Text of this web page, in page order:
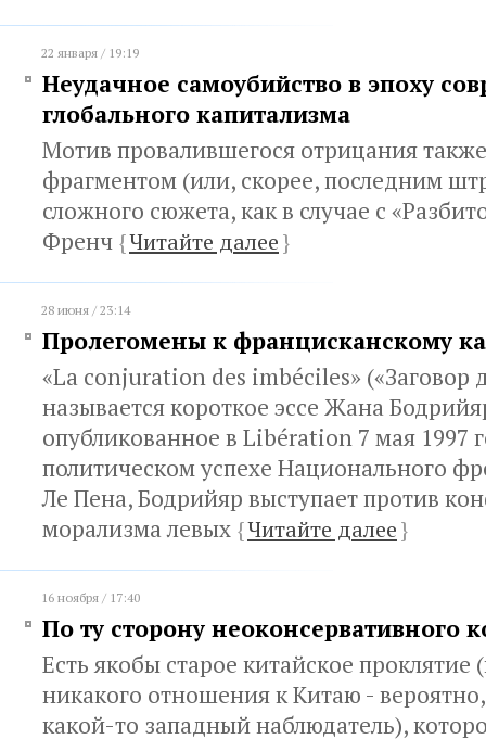
22 января / 19:19
Неудачное самоубийство в эпоху
глобального капитализма
Мотив провалившегося отрицания
фрагментом (или, скорее, последним
сложного сюжета, как в случае с
Френч {Читайте далее}
28 июня / 23:14
Пролегомены к францисканскому
«La conjuration des imbéciles» («Заговор
называется короткое эссе Жана
опубликованное в Libération 7 мая 1997
политическом успехе Национального
Ле Пена, Бодрийяр выступает против
морализма левых {Читайте далее}
16 ноября / 17:40
По ту сторону неоконсервативного
Есть якобы старое китайское проклятие
никакого отношения к Китаю -
какой-то западный наблюдатель),